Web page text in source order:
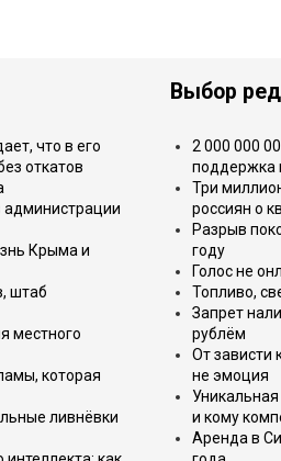
что в его
откатов
администрации
Крыма и
штаб
местного
которая
ливнёвки
Выбор
2 000 000
поддержка
Три
россиян о
Разрыв
году
Голос не
Топливо,
Запрет
рублём
От зависти
не эмоция
и кому
Аренда в